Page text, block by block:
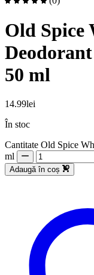
Old Spice
50 ml
14.99lei
În stoc
Cantitate Old Spice
ml
Adaugă în coș